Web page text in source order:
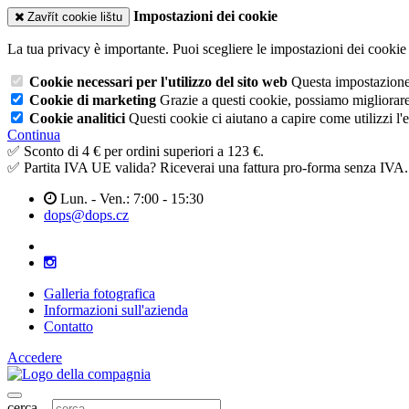
Zavřít cookie lištu Impostazioni dei cookie
La tua privacy è importante. Puoi scegliere le impostazioni dei
Cookie necessari per l'utilizzo del sito web Questa
Cookie di marketing Grazie a questi cookie, possiamo
Cookie analitici Questi cookie ci aiutano a capire come utilizzi
Continua
✅ Sconto di 4 € per ordini superiori a 123 €.
✅ Partita IVA UE valida? Riceverai una fattura pro-forma senza IVA.
Lun. - Ven.: 7:00 - 15:30
dops@dops.cz
Galleria fotografica
Informazioni sull'azienda
Contatto
Accedere